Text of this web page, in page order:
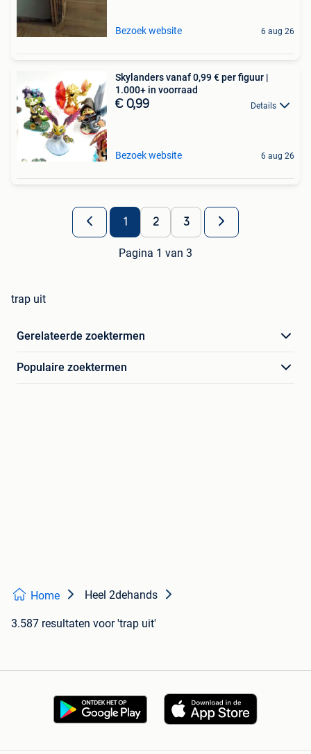
Bezoek website 6 aug 26
Skylanders vanaf 0,99 € per figuur |
1.000+ in voorraad
€ 0,99 Details
Bezoek website 6 aug 26
1 2 3
Pagina 1 van 3
trap uit
Gerelateerde zoektermen
Populaire zoektermen
Home Heel 2dehands
3.587 resultaten voor 'trap uit'